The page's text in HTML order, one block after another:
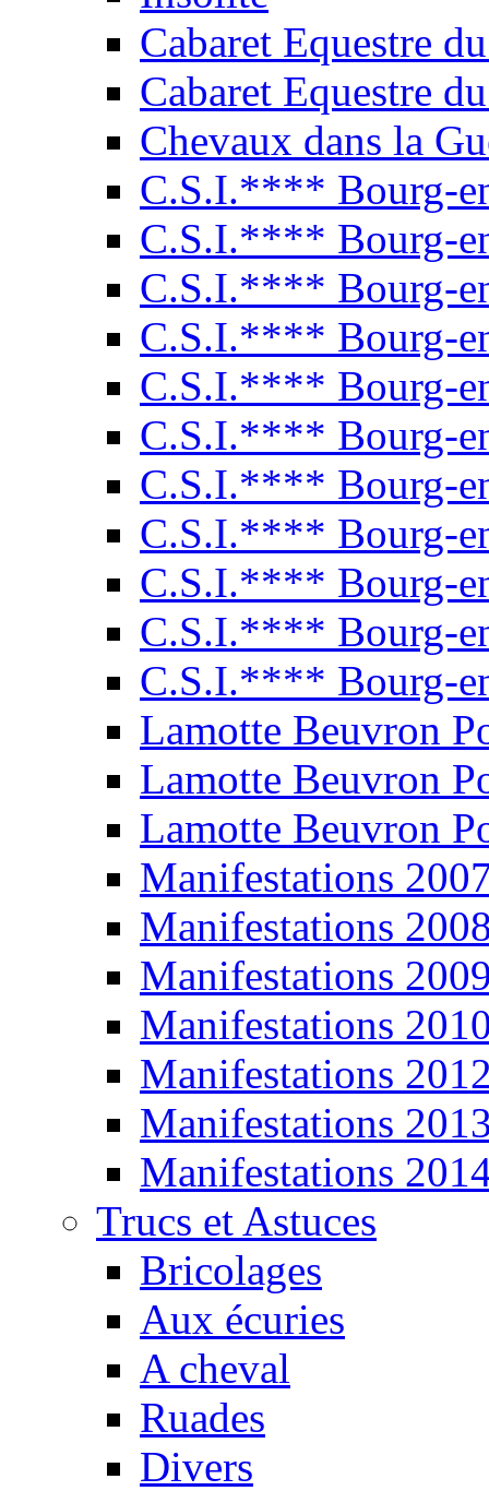
Cabaret Equestre
Cabaret Equestre
Chevaux dans la
C.S.I.**** Bourg-
C.S.I.**** Bourg-
C.S.I.**** Bourg-
C.S.I.**** Bourg-
C.S.I.**** Bourg-
C.S.I.**** Bourg-
C.S.I.**** Bourg-
C.S.I.**** Bourg-
C.S.I.**** Bourg-
C.S.I.**** Bourg-
C.S.I.**** Bourg-
Lamotte Beuvron
Lamotte Beuvron
Lamotte Beuvron
Manifestations
Manifestations
Manifestations
Manifestations
Manifestations
Manifestations
Manifestations
Trucs et Astuces
Bricolages
Aux écuries
A cheval
Ruades
Divers